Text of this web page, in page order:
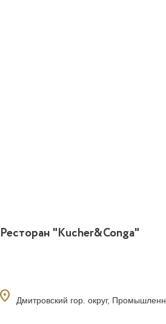
Ресторан "Kucher&Conga"
Дмитровский гор. округ,